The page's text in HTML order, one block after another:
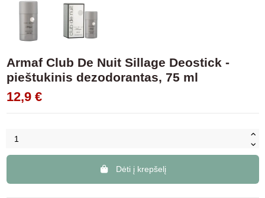
Armaf Club De Nuit Sillage Deostick -
pieštukinis dezodorantas, 75 ml
12,9 €
Dėti į krepšelį